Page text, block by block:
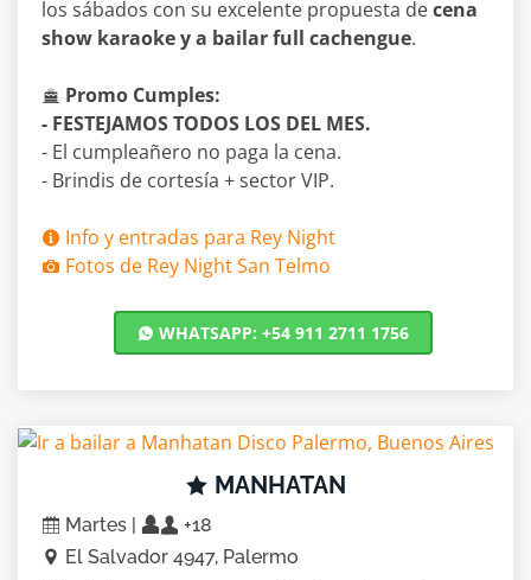
los sábados con su excelente propuesta decena
show karaoke y a bailar full cachengue.
Promo Cumples:
- FESTEJAMOS TODOS LOS DEL MES.
- El cumpleañero no paga la cena.
- Brindis de cortesía + sector VIP.
Info y entradas para Rey Night
Fotos de Rey Night San Telmo
WHATSAPP: +54 911 2711 1756
MANHATAN
Martes |
+18
El Salvador 4947, Palermo